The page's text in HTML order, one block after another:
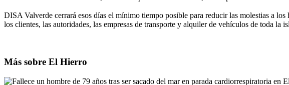
DISA Valverde cerrará esos días el mínimo tiempo posible para reducir las molestias a
los clientes, las autoridades, las empresas de transporte y alquiler de vehículos de toda
Más sobre El Hierro